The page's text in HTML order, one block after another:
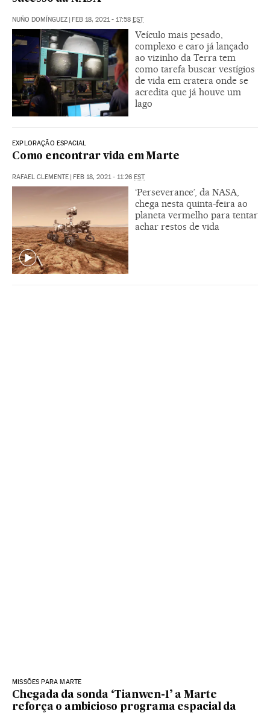
NUÑO DOMÍNGUEZ | FEB 18, 2021 - 17:58 EST
Veículo mais pesado,
complexo e caro já lançado
ao vizinho da Terra tem
como tarefa buscar vestígios
de vida em cratera onde se
acredita que já houve um
lago
EXPLORAÇÃO ESPACIAL
Como encontrar vida em Marte
RAFAEL CLEMENTE | FEB 18, 2021 - 11:26 EST
‘Perseverance’, da NASA,
chega nesta quinta-feira ao
planeta vermelho para tentar
achar restos de vida
MISSÕES PARA MARTE
Chegada da sonda ‘Tianwen-1’ a Marte
reforça o ambicioso programa espacial da